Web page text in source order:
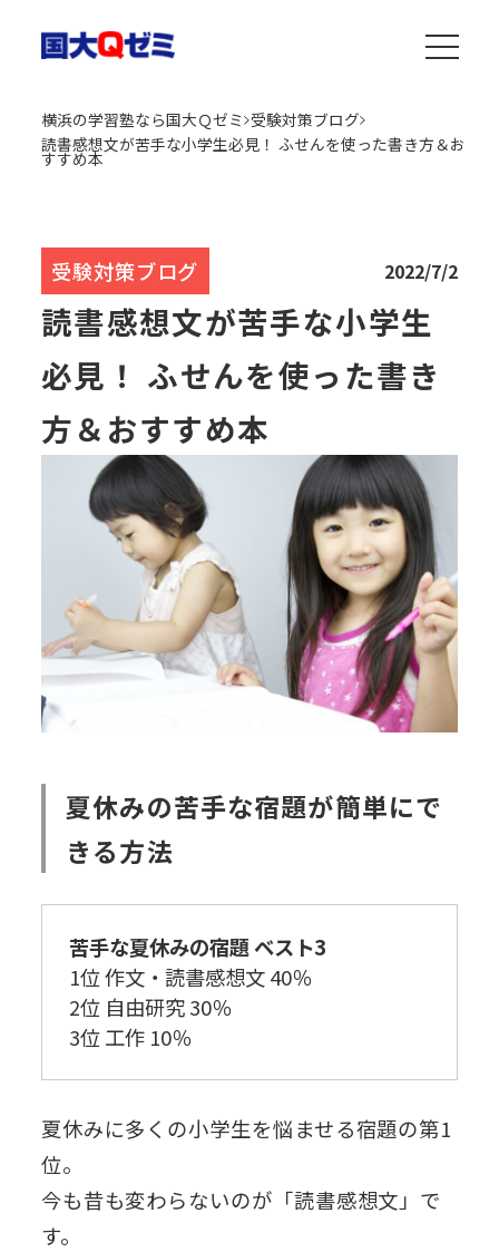
横浜の学習塾なら国大Ｑゼミ 受験対策ブログ
読書感想文が苦手な小学生必見！ ふせんを使った書き方＆お
すすめ本
受験対策ブログ 2022/7/2
読書感想文が苦手な小学生
必見！ ふせんを使った書き
方＆おすすめ本
夏休みの苦手な宿題が簡単にで
きる方法
苦手な夏休みの宿題 ベスト3
1位 作文・読書感想文 40％
2位 自由研究 30％
3位 工作 10％
夏休みに多くの小学生を悩ませる宿題の第1
位。
今も昔も変わらないのが「読書感想文」で
す。